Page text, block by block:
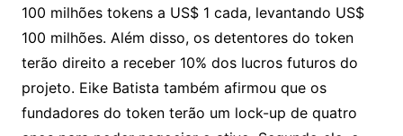
100 milhões tokens a US$ 1 cada, levantando US$
100 milhões. Além disso, os detentores do token
terão direito a receber 10% dos lucros futuros do
projeto. Eike Batista também afirmou que os
fundadores do token terão um lock-up de quatro